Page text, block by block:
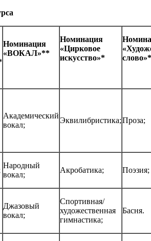
Номинация
«ВОКАЛ»**
Номинация
«Цирковое
искусство»*
Академический
вокал;
Эквилибристика;Проза;
Народный
вокал;
Акробатика; Поэзия;
Джазовый
вокал;
Спортивная/
художественная
гимнастика;
Басня.